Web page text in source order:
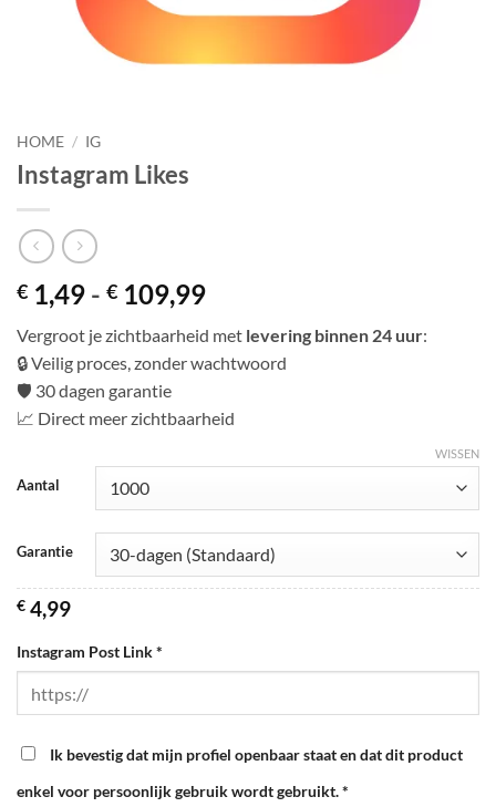
HOME / IG
Instagram Likes
€ 1,49 - € 109,99Prijsklasse:
tot
€ 109,99
Vergroot je zichtbaarheid met levering binnen 24 uur:
🔒 Veilig proces, zonder wachtwoord
🛡️ 30 dagen garantie
📈 Direct meer zichtbaarheid
Aantal
Garantie
WISSEN
€ 4,99
Instagram Post Link*
Ik bevestig dat mijn profiel openbaar staat en dat dit product
enkel voor persoonlijk gebruik wordt gebruikt.*